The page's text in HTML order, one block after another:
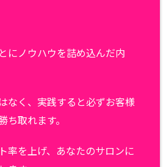
にノウハウを詰め込んだ内
なく、実践すると必ずお客様
ち取れます。
率を上げ、あなたのサロンに